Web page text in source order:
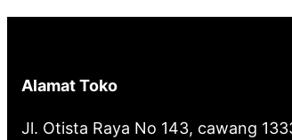
Alamat Toko
Jl. Otista Raya No 143, cawang